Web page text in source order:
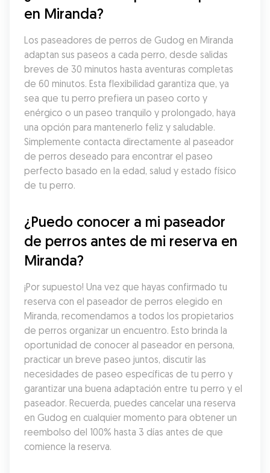
en Miranda?
Los paseadores de perros de Gudog en Miranda
adaptan sus paseos a cada perro, desde salidas
breves de 30 minutos hasta aventuras completas
de 60 minutos. Esta flexibilidad garantiza que, ya
sea que tu perro prefiera un paseo corto y
enérgico o un paseo tranquilo y prolongado, haya
una opción para mantenerlo feliz y saludable.
Simplemente contacta directamente al paseador
de perros deseado para encontrar el paseo
perfecto basado en la edad, salud y estado físico
de tu perro.
¿Puedo conocer a mi paseador
de perros antes de mi reserva en
Miranda?
¡Por supuesto! Una vez que hayas confirmado tu
reserva con el paseador de perros elegido en
Miranda, recomendamos a todos los propietarios
de perros organizar un encuentro. Esto brinda la
oportunidad de conocer al paseador en persona,
practicar un breve paseo juntos, discutir las
necesidades de paseo específicas de tu perro y
garantizar una buena adaptación entre tu perro y el
paseador. Recuerda, puedes cancelar una reserva
en Gudog en cualquier momento para obtener un
reembolso del 100% hasta 3 días antes de que
comience la reserva.